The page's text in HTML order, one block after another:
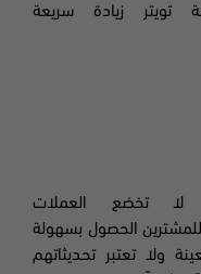
زيادة سريعة
لا تخضع العملات
الحصول بسهولة
ولا تعتبر تحديثاتهم